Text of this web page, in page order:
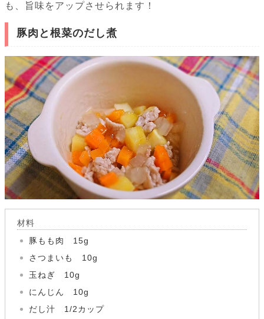
も、旨味をアップさせられます！
豚肉と根菜のだし煮
材料
豚もも肉 15g
さつまいも 10g
玉ねぎ 10g
にんじん 10g
だし汁 1/2カップ